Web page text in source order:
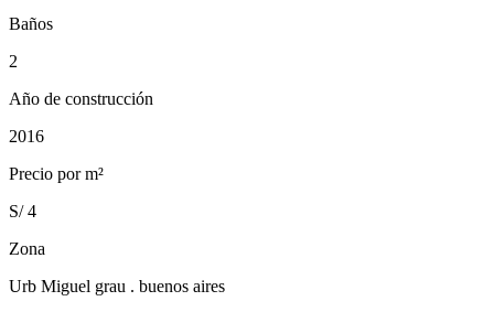
Baños
2
Año de construcción
2016
Precio por m²
S/ 4
Zona
Urb Miguel grau . buenos aires